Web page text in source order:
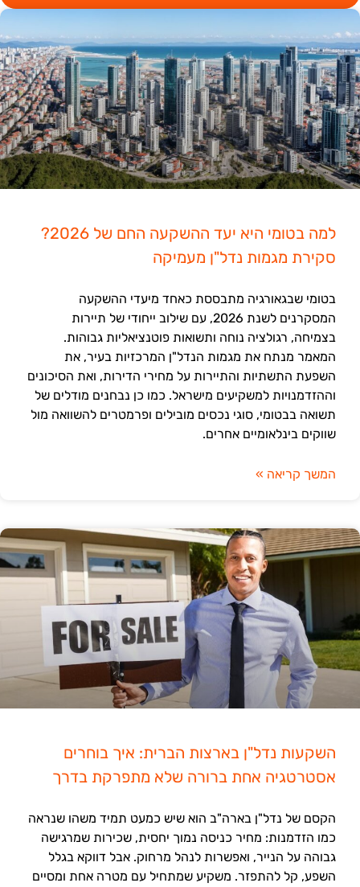
למה בטומי היא יעד ההשקעה החם של 2026?
סקירת מגמות נדל"ן מעמיקה
בטומי שבגאורגיה מתבססת כאחד מיעדי ההשקעה
המסקרנים לשנת 2026, עם שילוב ייחודי של תיירות
בצמיחה, רגולציה נוחה ותשואות פוטנציאליות גבוהות.
המאמר מנתח את מגמות הנדל"ן המרכזיות בעיר, את
השפעת התשתיות והתיירות על מחירי הדירות, ואת הסיכונים
וההזדמנויות למשקיעים מישראל. כמו כן נבחנים מודלים של
תשואה בבטומי, סוגי נכסים מובילים ופרמטרים להשוואה מול
שווקים בינלאומיים אחרים.
המשך קריאה »
השקעות נדל"ן בארצות הברית: איך בוחרים
אסטרטגיה אחת ברורה שלא מתפרקת בדרך
הקסם של נדל"ן בארה"ב הוא שיש כמעט תמיד משהו שנראה
כמו הזדמנות: מחיר כניסה נמוך יחסית, שכירות שמרגישה
גבוהה על הנייר, ואפשרות לנהל מרחוק. אבל דווקא בגלל
השפע, קל להתפזר. משקיע שמתחיל עם מטרה אחת ומסיים